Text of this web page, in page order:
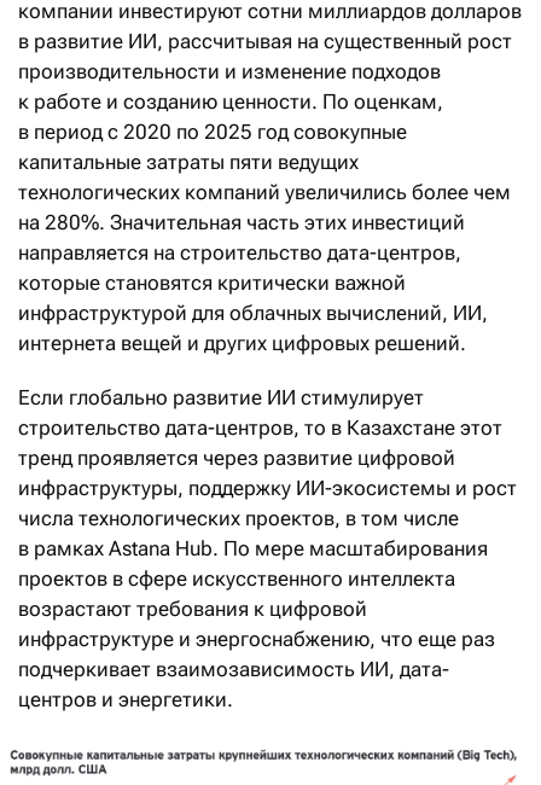
компании инвестируют сотни миллиардов долларов
в развитие ИИ, рассчитывая на существенный рост
производительности и изменение подходов
к работе и созданию ценности. По оценкам,
в период с 2020 по 2025 год совокупные
капитальные затраты пяти ведущих
технологических компаний увеличились более чем
на 280%. Значительная часть этих инвестиций
направляется на строительство дата-центров,
которые становятся критически важной
инфраструктурой для облачных вычислений, ИИ,
интернета вещей и других цифровых решений.
Если глобально развитие ИИ стимулирует
строительство дата-центров, то в Казахстане этот
тренд проявляется через развитие цифровой
инфраструктуры, поддержку ИИ-экосистемы и рост
числа технологических проектов, в том числе
в рамках Astana Hub. По мере масштабирования
проектов в сфере искусственного интеллекта
возрастают требования к цифровой
инфраструктуре и энергоснабжению, что еще раз
подчеркивает взаимозависимость ИИ, дата-
центров и энергетики.